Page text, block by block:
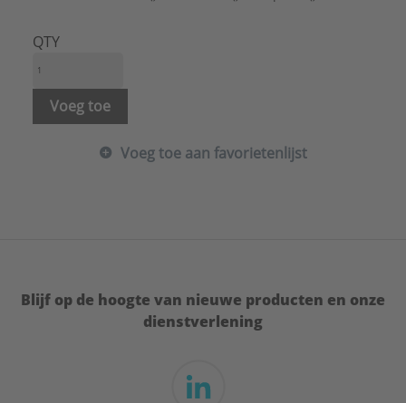
Serie:
QTY
Voeg toe
Voeg toe aan favorietenlijst
Blijf op de hoogte van nieuwe producten en onze
dienstverlening